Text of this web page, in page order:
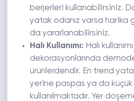
berjerleri kullanabilirsiniz.
yatak odanız varsa harika
da yararlanabilirsiniz.
Halı Kullanımı: Halı
dekorasyonlarında
ürünlerdendir. En trend
yerine paspas ya da küçük
kullanılmaktadır. Yer